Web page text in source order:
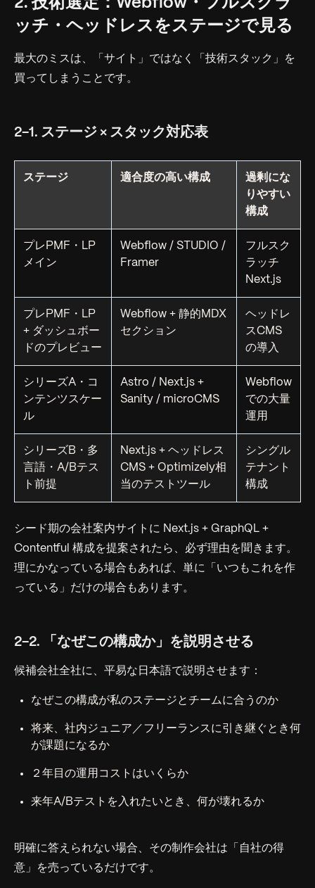
2. 技術選定：Webflow・フルスクラ
ッチ・ヘッドレスをステージで見る
最大のミスは、「サイト」ではなく「技術スタック」を
買ってしまうことです。
2-1. ステージ × スタック対応表
ステージ 適合度の高い構成
過剰にな
りやすい
構成
プレPMF・LP
メイン
Webflow / STUDIO /
Framer
フルスク
ラッチ
Next.js
プレPMF・LP
+ ダッシュボー
ドのプレビュー
Webflow + 静的MDX
セクション
ヘッドレ
スCMS
の導入
シリーズA・コ
ンテンツスケー
ル
Astro / Next.js +
Sanity / microCMS
Webflow
での大量
運用
シリーズB・多
言語・A/Bテス
ト前提
Next.js + ヘッドレス
CMS + Optimizely相
当のテストツール
シングル
テナント
構成
シード期の会社案内サイトに Next.js + GraphQL +
Contentful 構成を提案されたら、必ず理由を聞きます。
理にかなっている場合もあれば、単に「いつもこれを作
っている」だけの場合もあります。
2-2. 「なぜこの構成か」を説明させる
候補会社全社に、平易な日本語で説明させます：
なぜこの構成が私のステージとチームに合うのか
将来、社内ジュニア／フリーランスに引き継ぐとき何
が課題になるか
２年目の運用コストはいくらか
来年A/Bテストを入れたいとき、何が壊れるか
明確に答えられない場合、その制作会社は「自社の得
意」を売っているだけです。